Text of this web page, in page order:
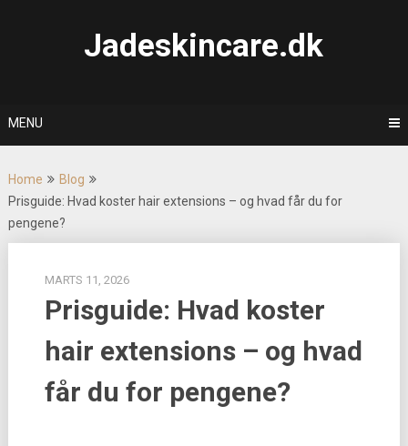
Jadeskincare.dk
MENU
Home
Blog
Prisguide: Hvad koster hair extensions – og hvad får du for
pengene?
MARTS 11, 2026
Prisguide: Hvad koster
hair extensions – og hvad
får du for pengene?